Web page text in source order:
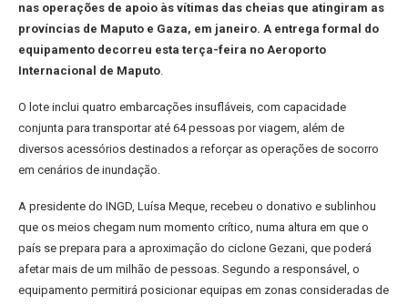
nas operações de apoio às vítimas das cheias que atingiram as
províncias de Maputo e Gaza, em janeiro. A entrega formal do
equipamento decorreu esta terça-feira no Aeroporto
Internacional de Maputo.
O lote inclui quatro embarcações insufláveis, com capacidade
conjunta para transportar até 64 pessoas por viagem, além de
diversos acessórios destinados a reforçar as operações de socorro
em cenários de inundação.
A presidente do INGD, Luísa Meque, recebeu o donativo e sublinhou
que os meios chegam num momento crítico, numa altura em que o
país se prepara para a aproximação do ciclone Gezani, que poderá
afetar mais de um milhão de pessoas. Segundo a responsável, o
equipamento permitirá posicionar equipas em zonas consideradas de